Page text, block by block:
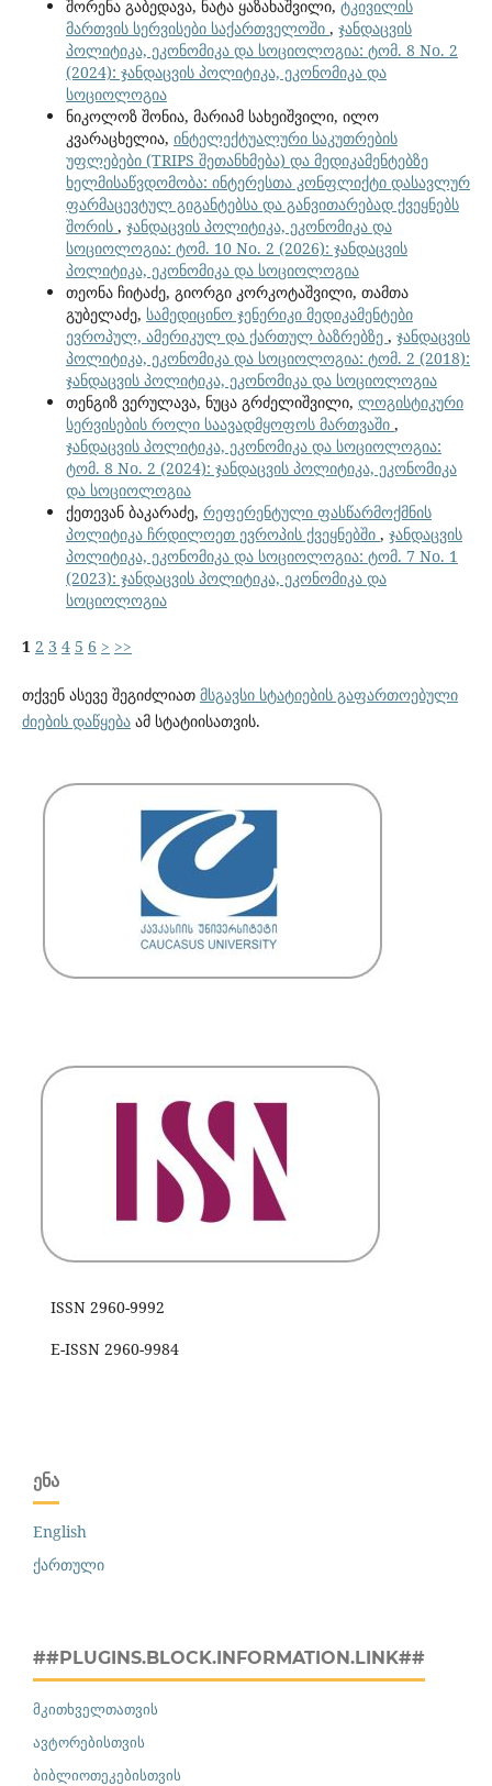
შორენა გაბედავა, ნატა ყაზახაშვილი, ტკივილის
მართვის სერვისები საქართველოში , ჯანდაცვის
პოლიტიკა, ეკონომიკა და სოციოლოგია: ტომ. 8 No. 2
(2024): ჯანდაცვის პოლიტიკა, ეკონომიკა და
სოციოლოგია
ნიკოლოზ შონია, მარიამ სახეიშვილი, ილო
კვარაცხელია, ინტელექტუალური საკუთრების
უფლებები (TRIPS შეთანხმება) და მედიკამენტებზე
ხელმისაწვდომობა: ინტერესთა კონფლიქტი დასავლურ
ფარმაცევტულ გიგანტებსა და განვითარებად ქვეყნებს
შორის , ჯანდაცვის პოლიტიკა, ეკონომიკა და
სოციოლოგია: ტომ. 10 No. 2 (2026): ჯანდაცვის
პოლიტიკა, ეკონომიკა და სოციოლოგია
თეონა ჩიტაძე, გიორგი კორკოტაშვილი, თამთა
გუბელაძე, სამედიცინო ჯენერიკი მედიკამენტები
ევროპულ, ამერიკულ და ქართულ ბაზრებზე , ჯანდაცვის
პოლიტიკა, ეკონომიკა და სოციოლოგია: ტომ. 2 (2018):
ჯანდაცვის პოლიტიკა, ეკონომიკა და სოციოლოგია
თენგიზ ვერულავა, ნუცა გრძელიშვილი, ლოგისტიკური
სერვისების როლი საავადმყოფოს მართვაში ,
ჯანდაცვის პოლიტიკა, ეკონომიკა და სოციოლოგია:
ტომ. 8 No. 2 (2024): ჯანდაცვის პოლიტიკა, ეკონომიკა
და სოციოლოგია
ქეთევან ბაკარაძე, რეფერენტული ფასწარმოქმნის
პოლიტიკა ჩრდილოეთ ევროპის ქვეყნებში , ჯანდაცვის
პოლიტიკა, ეკონომიკა და სოციოლოგია: ტომ. 7 No. 1
(2023): ჯანდაცვის პოლიტიკა, ეკონომიკა და
სოციოლოგია
1 2 3 4 5 6 > >>
თქვენ ასევე შეგიძლიათ მსგავსი სტატიების გაფართოებული
ძიების დაწყებაამ სტატიისათვის.
ISSN 2960-9992
E-ISSN 2960-9984
ᲔᲜᲐ
English
ქართული
##PLUGINS.BLOCK.INFORMATION.LINK##
მკითხველთათვის
ავტორებისთვის
ბიბლიოთეკებისთვის